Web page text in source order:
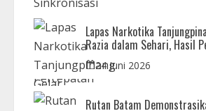
Lapas Narkotika
Razia dalam Sehari, Hasil
Barang Terlarang
24 Juni 2026
Rutan Batam